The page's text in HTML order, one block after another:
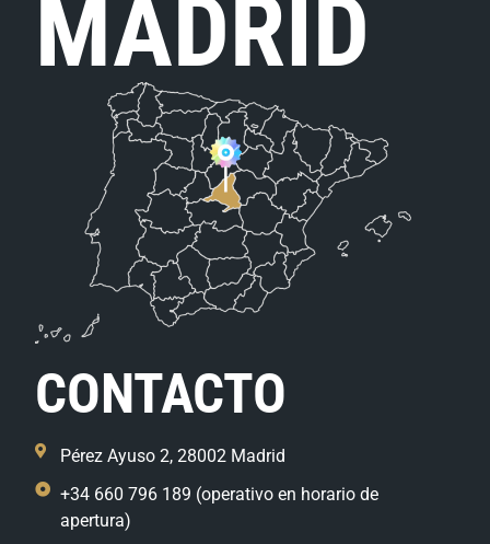
MADRID
CONTACTO
Pérez Ayuso 2, 28002 Madrid
+34 660 796 189 (operativo en horario de
apertura)